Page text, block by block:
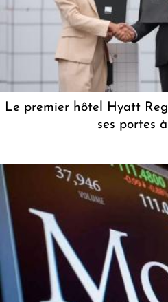
Le premier hôtel Hyatt
ses portes